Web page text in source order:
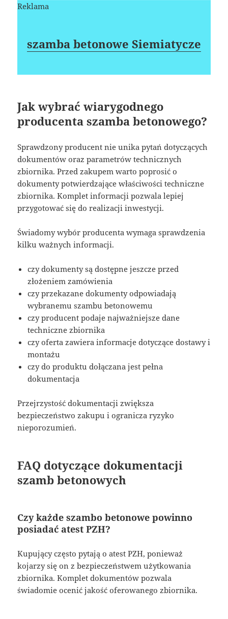
Reklama
szamba betonowe Siemiatycze
Jak wybrać wiarygodnego
producenta szamba betonowego?
Sprawdzony producent nie unika pytań dotyczących
dokumentów oraz parametrów technicznych
zbiornika. Przed zakupem warto poprosić o
dokumenty potwierdzające właściwości techniczne
zbiornika. Komplet informacji pozwala lepiej
przygotować się do realizacji inwestycji.
Świadomy wybór producenta wymaga sprawdzenia
kilku ważnych informacji.
czy dokumenty są dostępne jeszcze przed
złożeniem zamówienia
czy przekazane dokumenty odpowiadają
wybranemu szambu betonowemu
czy producent podaje najważniejsze dane
techniczne zbiornika
czy oferta zawiera informacje dotyczące dostawy i
montażu
czy do produktu dołączana jest pełna
dokumentacja
Przejrzystość dokumentacji zwiększa
bezpieczeństwo zakupu i ogranicza ryzyko
nieporozumień.
FAQ dotyczące dokumentacji
szamb betonowych
Czy każde szambo betonowe powinno
posiadać atest PZH?
Kupujący często pytają o atest PZH, ponieważ
kojarzy się on z bezpieczeństwem użytkowania
zbiornika. Komplet dokumentów pozwala
świadomie ocenić jakość oferowanego zbiornika.